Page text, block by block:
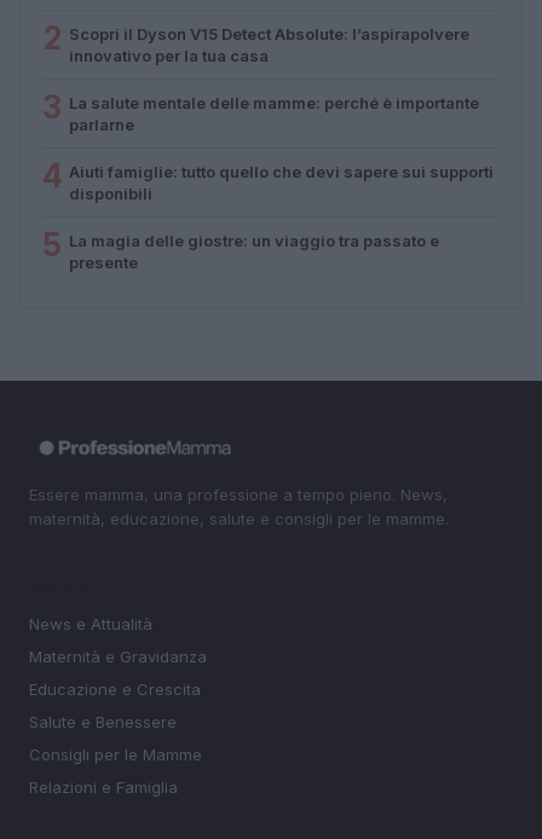
2 Scopri il Dyson V15 Detect Absolute: l’aspirapolvere
innovativo per la tua casa
3 La salute mentale delle mamme: perché è importante
parlarne
4 Aiuti famiglie: tutto quello che devi sapere sui supporti
disponibili
5 La magia delle giostre: un viaggio tra passato e
presente
Essere mamma, una professione a tempo pieno. News,
maternità, educazione, salute e consigli per le mamme.
News e Attualità
Maternità e Gravidanza
Educazione e Crescita
Salute e Benessere
Consigli per le Mamme
Relazioni e Famiglia